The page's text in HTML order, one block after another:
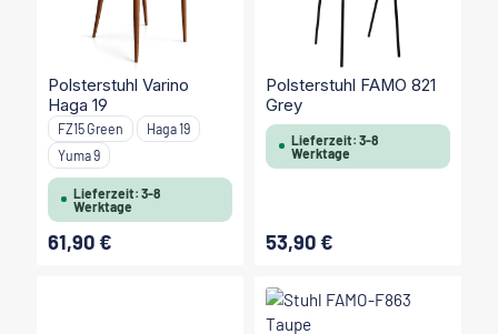
Polsterstuhl Varino
Haga 19
Bezugsvarianten:
FZ15 Green
Haga 19
Yuma 9
Lieferzeit: 3-8
Werktage
Regulärer Preis:
61,90 €
Polsterstuhl FAMO 821
Grey
Lieferzeit: 3-8
Werktage
Regulärer Preis:
53,90 €